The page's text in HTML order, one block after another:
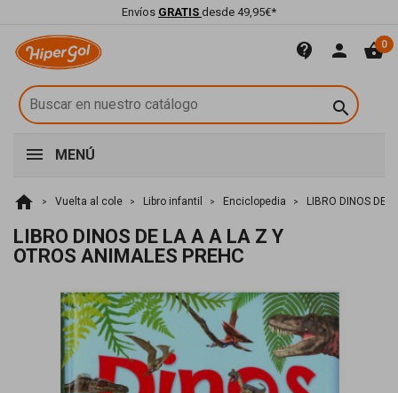
Envíos GRATIS desde 49,95€*
contact_support person shopping_basket0

MENÚ
home Vuelta al cole Libro infantil Enciclopedia LIBRO DINOS DE
LIBRO DINOS DE LA A A LA Z Y
OTROS ANIMALES PREHC